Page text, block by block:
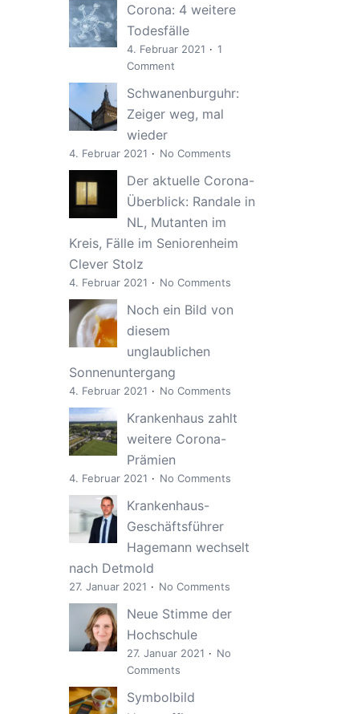
Corona: 4 weitere
Todesfälle
4. Februar 2021
1
Comment
Schwanenburguhr:
Zeiger weg, mal
wieder
4. Februar 2021 No Comments
Der aktuelle Corona-
Überblick: Randale in
NL, Mutanten im
Kreis, Fälle im Seniorenheim
Clever Stolz
4. Februar 2021 No Comments
Noch ein Bild von
diesem
unglaublichen
Sonnenuntergang
4. Februar 2021 No Comments
Krankenhaus zahlt
weitere Corona-
Prämien
4. Februar 2021 No Comments
Krankenhaus-
Geschäftsführer
Hagemann wechselt
nach Detmold
27. Januar 2021 No Comments
Neue Stimme der
Hochschule
27. Januar 2021
No
Comments
Symbolbild